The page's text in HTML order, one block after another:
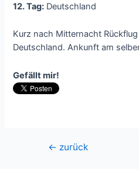
12. Tag: Deutschland
Kurz nach Mitternacht
Deutschland. Ankunft am
Gefällt mir!
Beitragsnavigation
← zurück